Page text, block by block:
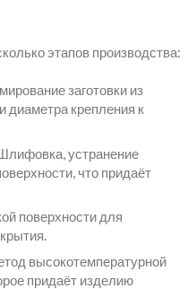
этапов производства:
заготовки из
диаметра крепления к
устранение
что придаёт
поверхности для
высокотемпературной
придаёт изделию